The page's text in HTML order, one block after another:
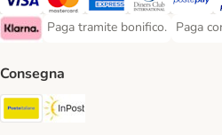
Paga con Visa. Payment Method
Paga con Mastercard. Payment
Paga con American
Paga conPaga
Klarna Payment Method
Paga tramite bonifico.
Paga tramite bonifico. Paga
Paga
Consegna
Poste Italiane. Shipping Method